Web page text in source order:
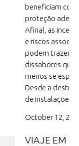
beneficiam com
proteção
Afinal, as
e riscos
podem trazer
dissabores
menos se
Desde a
de
October 12,
VIAJE EM